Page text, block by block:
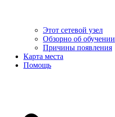
Этот сетевой узел
Обзорно об обучении
Причины появления
Карта места
Помощь